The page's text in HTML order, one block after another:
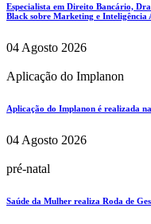
Especialista em Direito Bancário,
Black sobre Marketing e
04 Agosto 2026
Aplicação do Implanon
Aplicação do Implanon é realizada
04 Agosto 2026
pré-natal
Saúde da Mulher realiza Roda de